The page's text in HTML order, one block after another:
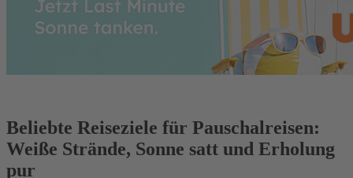
Beliebte Reiseziele für Pauschalreisen:
Weiße Strände, Sonne satt und Erholung
pur